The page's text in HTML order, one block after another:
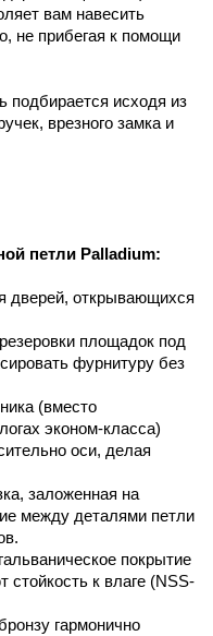
вам навесить
не прибегая к помощи
подбирается исходя из
врезного замка и
петли Palladium:
дверей, открывающихся
площадок под
фурнитуру без
(вместо
эконом-класса)
оси, делая
заложенная на
между деталями петли
покрытие
стойкость к влаге (NSS-
гармонично